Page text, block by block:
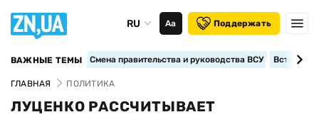
RU Аа Поддержать
ВАЖНЫЕ ТЕМЫ Смена правительства и руководства ВСУ
ГЛАВНАЯ ПОЛИТИКА
ЛУЦЕНКО РАССЧИТЫВАЕТ